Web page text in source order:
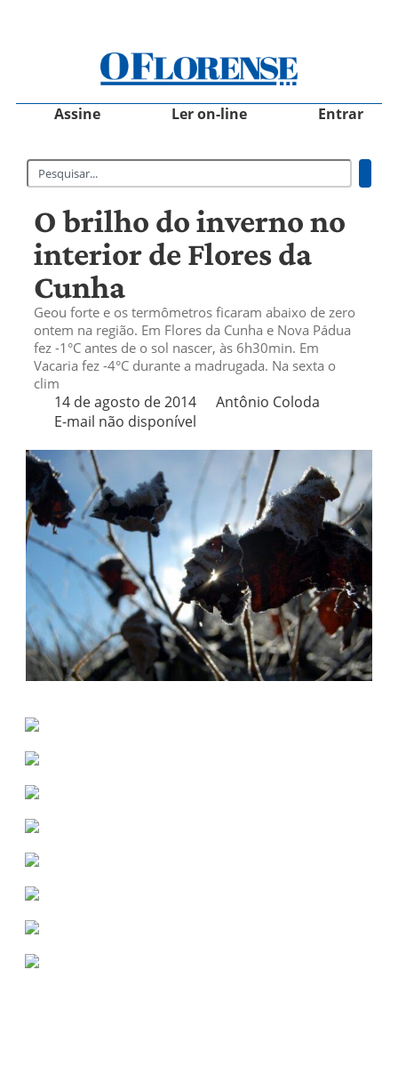
Assine Ler on-line Entrar
O brilho do inverno no
interior de Flores da
Cunha
Geou forte e os termômetros ficaram abaixo de zero
ontem na região. Em Flores da Cunha e Nova Pádua
fez -1°C antes de o sol nascer, às 6h30min. Em
Vacaria fez -4°C durante a madrugada. Na sexta o
clim
14 de agosto de 2014
Antônio Coloda
E-mail não disponível